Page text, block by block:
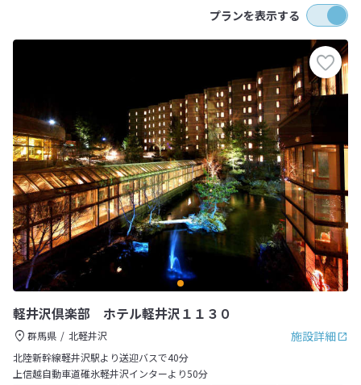
プランを表示する
軽井沢倶楽部 ホテル軽井沢１１３０
施設詳細
群馬県
北軽井沢
北陸新幹線軽井沢駅より送迎バスで40分
上信越自動車道碓氷軽井沢インターより50分